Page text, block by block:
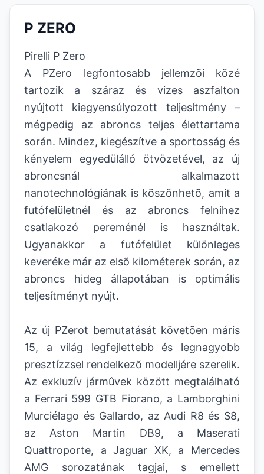
P ZERO
Pirelli P Zero
A PZero legfontosabb jellemzõi közé
tartozik a száraz és vizes aszfalton
nyújtott kiegyensúlyozott teljesítmény –
mégpedig az abroncs teljes élettartama
során. Mindez, kiegészítve a sportosság és
kényelem egyedülálló ötvözetével, az új
abroncsnál alkalmazott
nanotechnológiának is köszönhetõ, amit a
futófelületnél és az abroncs felnihez
csatlakozó pereménél is használtak.
Ugyanakkor a futófelület különleges
keveréke már az elsõ kilométerek során, az
abroncs hideg állapotában is optimális
teljesítményt nyújt.
Az új PZerot bemutatását követõen máris
15, a világ legfejlettebb és legnagyobb
presztízzsel rendelkezõ modelljére szerelik.
Az exkluzív jármûvek között megtalálható
a Ferrari 599 GTB Fiorano, a Lamborghini
Murciélago és Gallardo, az Audi R8 és S8,
az Aston Martin DB9, a Maserati
Quattroporte, a Jaguar XK, a Mercedes
AMG sorozatának tagjai, s emellett